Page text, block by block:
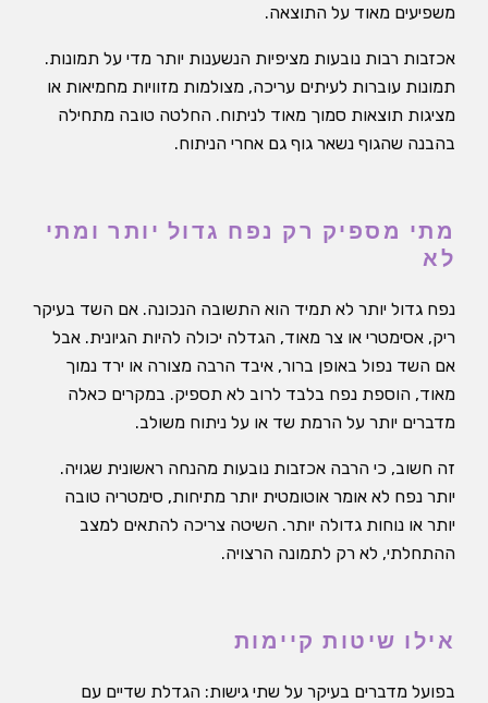
משפיעים מאוד על התוצאה.
אכזבות רבות נובעות מציפיות הנשענות יותר מדי על תמונות.
תמונות עוברות לעיתים עריכה, מצולמות מזוויות מחמיאות או
מציגות תוצאות סמוך מאוד לניתוח. החלטה טובה מתחילה
בהבנה שהגוף נשאר גוף גם אחרי הניתוח.
מתי מספיק רק נפח גדול יותר ומתי
לא
נפח גדול יותר לא תמיד הוא התשובה הנכונה. אם השד בעיקר
ריק, אסימטרי או צר מאוד, הגדלה יכולה להיות הגיונית. אבל
אם השד נפול באופן ברור, איבד הרבה מצורה או ירד נמוך
מאוד, הוספת נפח בלבד לרוב לא תספיק. במקרים כאלה
מדברים יותר על הרמת שד או על ניתוח משולב.
זה חשוב, כי הרבה אכזבות נובעות מהנחה ראשונית שגויה.
יותר נפח לא אומר אוטומטית יותר מתיחות, סימטריה טובה
יותר או נוחות גדולה יותר. השיטה צריכה להתאים למצב
ההתחלתי, לא רק לתמונה הרצויה.
אילו שיטות קיימות
בפועל מדברים בעיקר על שתי גישות: הגדלת שדיים עם